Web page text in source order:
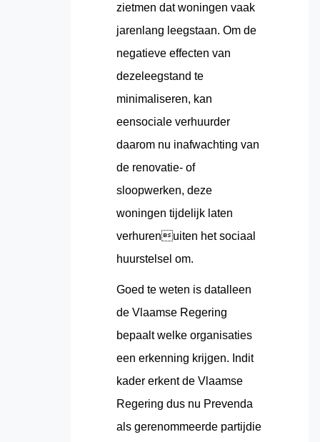
zietmen dat woningen vaak
jarenlang leegstaan. Om de
negatieve effecten van
dezeleegstand te
minimaliseren, kan
eensociale verhuurder
daarom nu inafwachting van
de renovatie- of
sloopwerken, deze
woningen tijdelijk laten
verhurenuiten het sociaal
huurstelsel om.
Goed te weten is datalleen
de Vlaamse Regering
bepaalt welke organisaties
een erkenning krijgen. Indit
kader erkent de Vlaamse
Regering dus nu Prevenda
als gerenommeerde partijdie